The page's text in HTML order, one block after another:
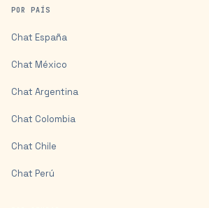
POR PAÍS
Chat España
Chat México
Chat Argentina
Chat Colombia
Chat Chile
Chat Perú